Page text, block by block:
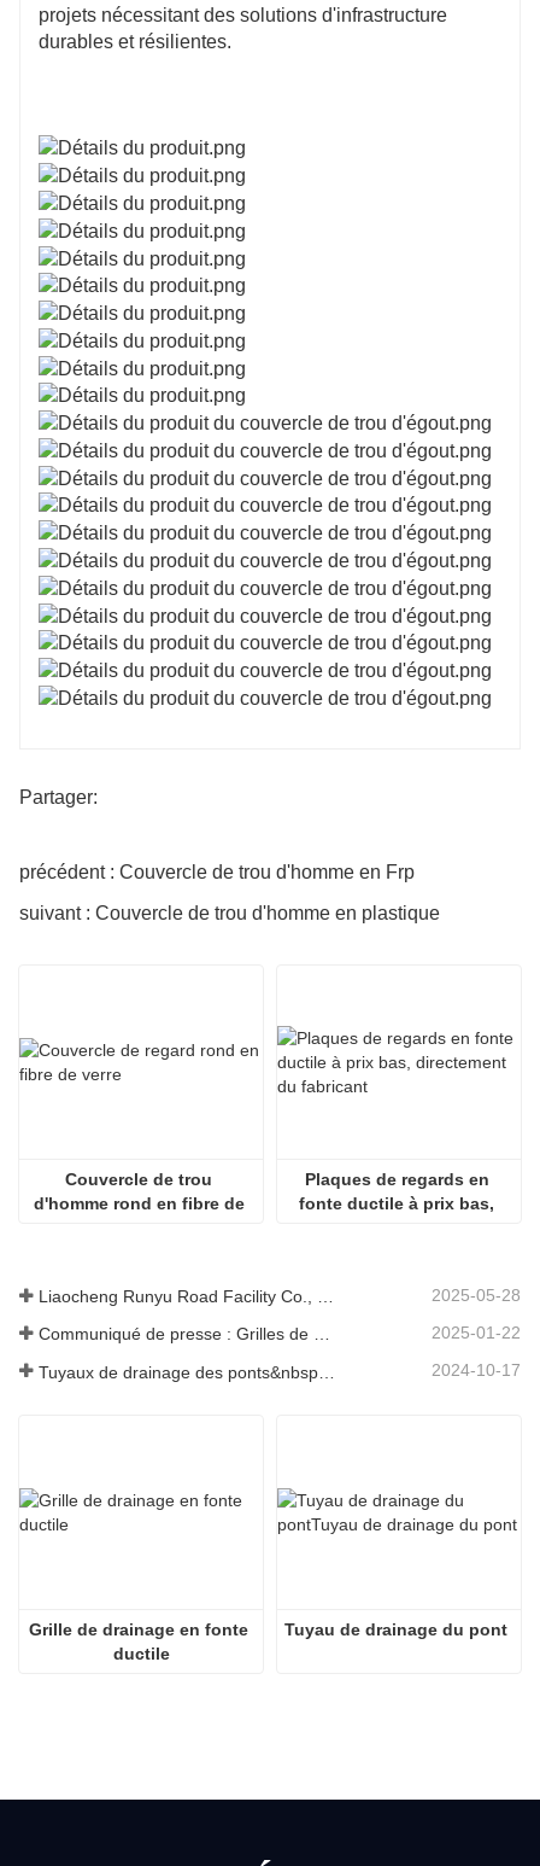
projets nécessitant des solutions d'infrastructure
durables et résilientes.
Partager:
précédent : Couvercle de trou d'homme en Frp
suivant : Couvercle de trou d'homme en plastique
Couvercle de trou
d'homme rond en fibre de
Plaques de regards en
fonte ductile à prix bas,
2025-05-28
Communiqué de presse : Grilles de drainage innovantes à haute résistance – Améliorer la sécurité et l'efficacité des infrastructures urbaines 2025-01-22
2024-10-17
Grille de drainage en fonte
ductile
Tuyau de drainage du pont